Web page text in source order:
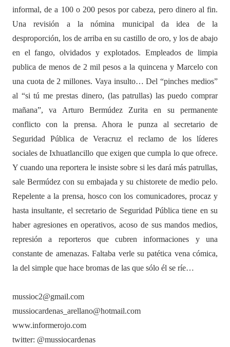
informal, de a 100 o 200 pesos por cabeza, pero dinero al fin.
Una revisión a la nómina municipal da idea de la
desproporción, los de arriba en su castillo de oro, y los de abajo
en el fango, olvidados y explotados. Empleados de limpia
publica de menos de 2 mil pesos a la quincena y Marcelo con
una cuota de 2 millones. Vaya insulto… Del “pinches medios”
al “si tú me prestas dinero, (las patrullas) las puedo comprar
mañana”, va Arturo Bermúdez Zurita en su permanente
conflicto con la prensa. Ahora le punza al secretario de
Seguridad Pública de Veracruz el reclamo de los líderes
sociales de Ixhuatlancillo que exigen que cumpla lo que ofrece.
Y cuando una reportera le insiste sobre si les dará más patrullas,
sale Bermúdez con su embajada y su chistorete de medio pelo.
Repelente a la prensa, hosco con los comunicadores, procaz y
hasta insultante, el secretario de Seguridad Pública tiene en su
haber agresiones en operativos, acoso de sus mandos medios,
represión a reporteros que cubren informaciones y una
constante de amenazas. Faltaba verle su patética vena cómica,
la del simple que hace bromas de las que sólo él se ríe…
mussioc2@gmail.com
mussiocardenas_arellano@hotmail.com
www.informerojo.com
twitter: @mussiocardenas